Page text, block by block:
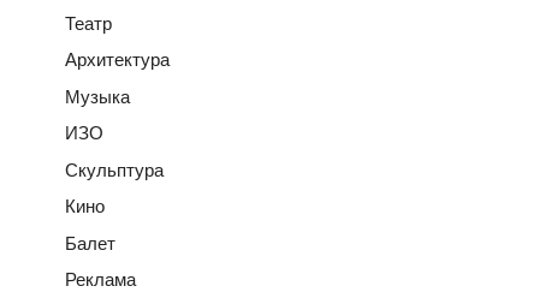
Театр
Архитектура
Музыка
ИЗО
Скульптура
Кино
Балет
Реклама